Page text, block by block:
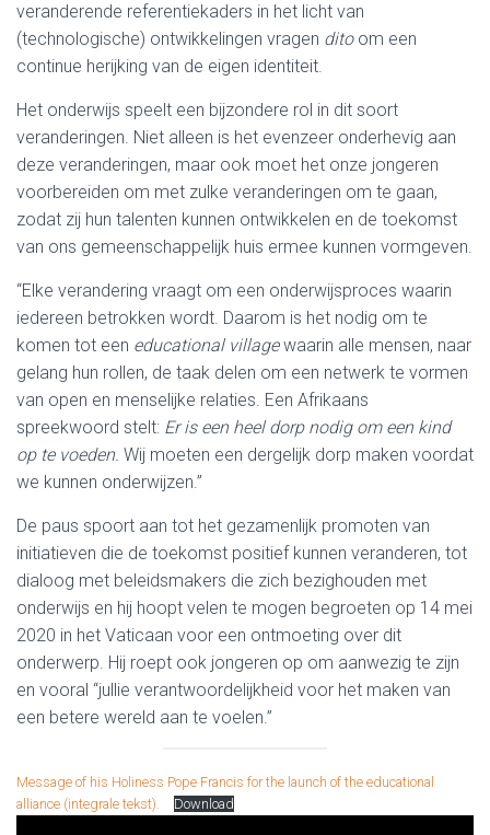
veranderende referentiekaders in het licht van
(technologische) ontwikkelingen vragen ditoom een
continue herijking van de eigen identiteit.
Het onderwijs speelt een bijzondere rol in dit soort
veranderingen. Niet alleen is het evenzeer onderhevig aan
deze veranderingen, maar ook moet het onze jongeren
voorbereiden om met zulke veranderingen om te gaan,
zodat zij hun talenten kunnen ontwikkelen en de toekomst
van ons gemeenschappelijk huis ermee kunnen vormgeven.
“Elke verandering vraagt om een onderwijsproces waarin
iedereen betrokken wordt. Daarom is het nodig om te
komen tot een educational villagewaarin alle mensen, naar
gelang hun rollen, de taak delen om een netwerk te vormen
van open en menselijke relaties. Een Afrikaans
spreekwoord stelt: Er is een heel dorp nodig om een kind
op te voeden. Wij moeten een dergelijk dorp maken voordat
we kunnen onderwijzen.”
De paus spoort aan tot het gezamenlijk promoten van
initiatieven die de toekomst positief kunnen veranderen, tot
dialoog met beleidsmakers die zich bezighouden met
onderwijs en hij hoopt velen te mogen begroeten op 14 mei
2020 in het Vaticaan voor een ontmoeting over dit
onderwerp. Hij roept ook jongeren op om aanwezig te zijn
en vooral “jullie verantwoordelijkheid voor het maken van
een betere wereld aan te voelen.”
Message of his Holiness Pope Francis for the launch of the educational
alliance (integrale tekst).
Download